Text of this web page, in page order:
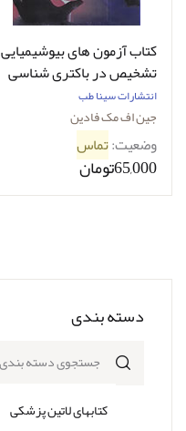
دسته بندی
کتابهای لاتین پزشکی
کتاب آزمون های بیوشیمیایی
تشخیص در باکتری شناسی
پزشکی - همراه با اطلس
رنگی - ویرایش سوم
انتشارات سینا طب
جین اف مک فادین
وضعیت:تماس
65,000تومان